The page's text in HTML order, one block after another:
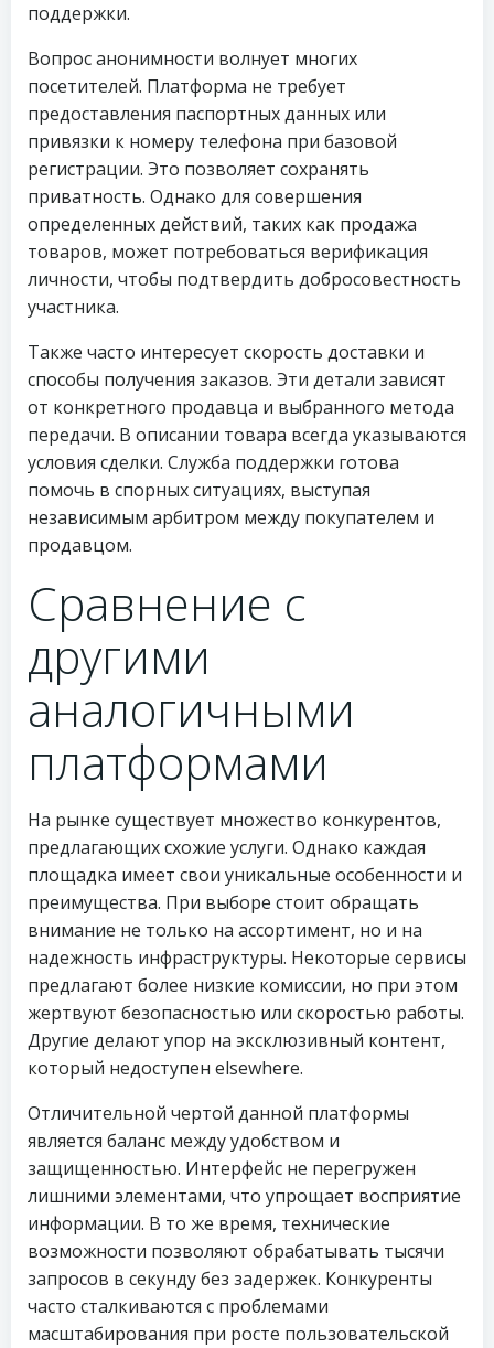
поддержки.
Вопрос анонимности волнует многих
посетителей. Платформа не требует
предоставления паспортных данных или
привязки к номеру телефона при базовой
регистрации. Это позволяет сохранять
приватность. Однако для совершения
определенных действий, таких как продажа
товаров, может потребоваться верификация
личности, чтобы подтвердить добросовестность
участника.
Также часто интересует скорость доставки и
способы получения заказов. Эти детали зависят
от конкретного продавца и выбранного метода
передачи. В описании товара всегда указываются
условия сделки. Служба поддержки готова
помочь в спорных ситуациях, выступая
независимым арбитром между покупателем и
продавцом.
Сравнение с
другими
аналогичными
платформами
На рынке существует множество конкурентов,
предлагающих схожие услуги. Однако каждая
площадка имеет свои уникальные особенности и
преимущества. При выборе стоит обращать
внимание не только на ассортимент, но и на
надежность инфраструктуры. Некоторые сервисы
предлагают более низкие комиссии, но при этом
жертвуют безопасностью или скоростью работы.
Другие делают упор на эксклюзивный контент,
который недоступен elsewhere.
Отличительной чертой данной платформы
является баланс между удобством и
защищенностью. Интерфейс не перегружен
лишними элементами, что упрощает восприятие
информации. В то же время, технические
возможности позволяют обрабатывать тысячи
запросов в секунду без задержек. Конкуренты
часто сталкиваются с проблемами
масштабирования при росте пользовательской